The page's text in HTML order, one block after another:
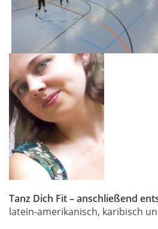
Tanz Dich Fit – anschließend
latein-amerikanisch, karibisch